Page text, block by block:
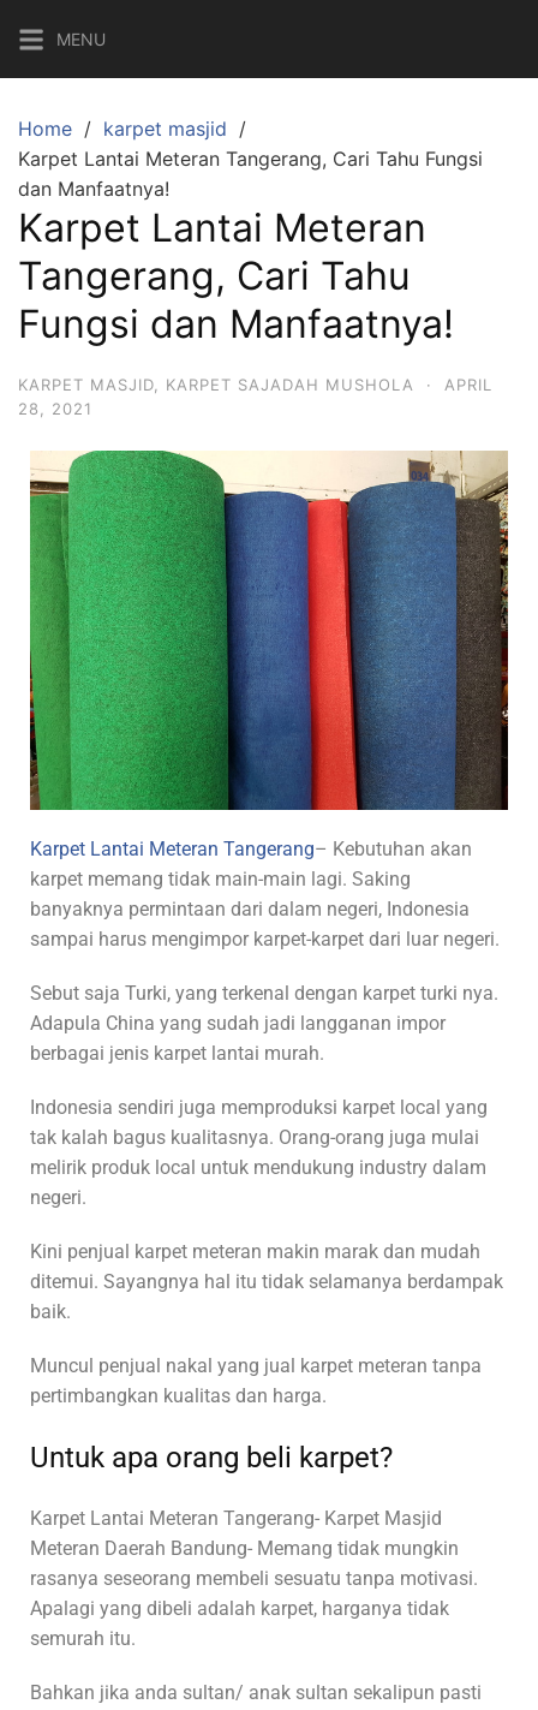
MENU
Home
karpet masjid
Karpet Lantai Meteran Tangerang, Cari Tahu Fungsi
dan Manfaatnya!
Karpet Lantai Meteran
Tangerang, Cari Tahu
Fungsi dan Manfaatnya!
KARPET MASJID KARPET SAJADAH MUSHOLA ·
APRIL
28, 2021
Karpet Lantai Meteran Tangerang– Kebutuhan akan
karpet memang tidak main-main lagi. Saking
banyaknya permintaan dari dalam negeri, Indonesia
sampai harus mengimpor karpet-karpet dari luar negeri.
Sebut saja Turki, yang terkenal dengan karpet turki nya.
Adapula China yang sudah jadi langganan impor
berbagai jenis karpet lantai murah.
Indonesia sendiri juga memproduksi karpet local yang
tak kalah bagus kualitasnya. Orang-orang juga mulai
melirik produk local untuk mendukung industry dalam
negeri.
Kini penjual karpet meteran makin marak dan mudah
ditemui. Sayangnya hal itu tidak selamanya berdampak
baik.
Muncul penjual nakal yang jual karpet meteran tanpa
pertimbangkan kualitas dan harga.
Untuk apa orang beli karpet?
Karpet Lantai Meteran Tangerang- Karpet Masjid
Meteran Daerah Bandung- Memang tidak mungkin
rasanya seseorang membeli sesuatu tanpa motivasi.
Apalagi yang dibeli adalah karpet, harganya tidak
semurah itu.
Bahkan jika anda sultan/ anak sultan sekalipun pasti